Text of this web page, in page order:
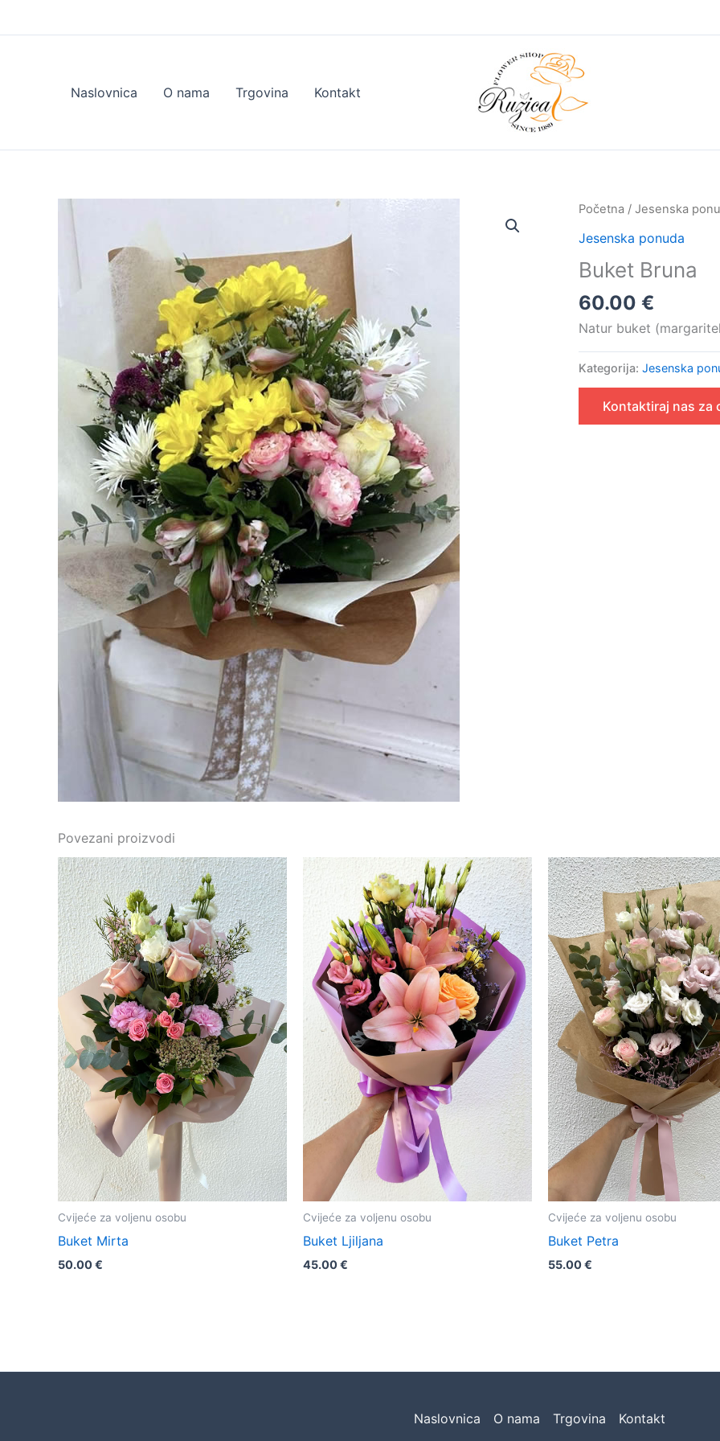
to
Naslovnica O nama Trgovina Kontakt
Početna / Jesenska
Jesenska ponuda
Buket Bruna
60.00 €
Natur buket
Kategorija: Jesenska
Kontaktiraj nas za
Povezani proizvodi
Cvijeće za voljenu osobu
Buket Mirta
50.00€
Cvijeće za voljenu osobu
Buket Ljiljana
45.00€
Cvijeće za voljenu osobu
Buket Petra
55.00€
Naslovnica O nama Trgovina Kontakt